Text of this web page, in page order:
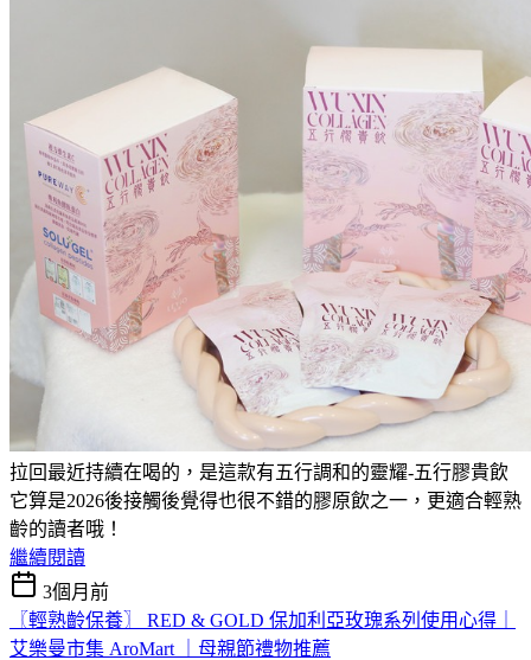
拉回最近持續在喝的，是這款有五行調和的靈耀-五行膠貴飲
它算是2026後接觸後覺得也很不錯的膠原飲之一，更適合輕熟
齡的讀者哦！
繼續閱讀
3個月前
〖輕熟齡保養〗 RED & GOLD 保加利亞玫瑰系列使用心得｜
艾樂曼市集 AroMart ｜母親節禮物推薦